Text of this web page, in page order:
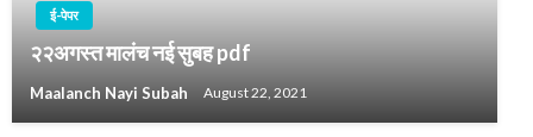
ई-पेपर
२२अगस्त मालंच नई सुबह pdf
Maalanch Nayi Subah August 22, 2021